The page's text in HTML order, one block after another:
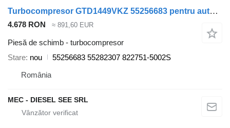
Turbocompresor GTD1449VKZ 55256683 pentru automobil Jeep RENEGADE euro6
4.678 RON ≈ 891,60 EUR
Piesă de schimb - turbocompresor
Stare nou
55256683 55282307 822751-5002S
România
MEC - DIESEL SEE SRL